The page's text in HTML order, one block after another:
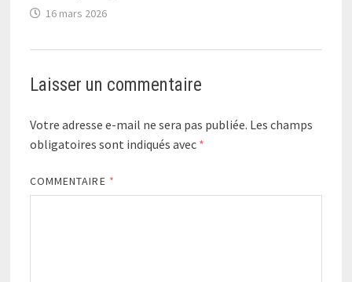
16 mars 2026
Laisser un commentaire
Votre adresse e-mail ne sera pas publiée. Les champs
obligatoires sont indiqués avec *
COMMENTAIRE *